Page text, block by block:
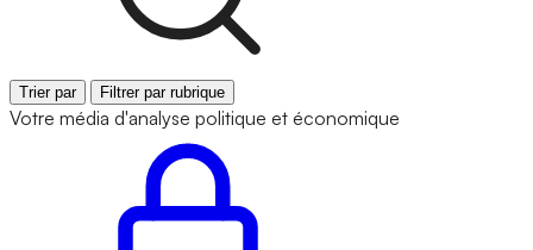
Trier par Filtrer par rubrique
Votre média d'analyse politique et économique